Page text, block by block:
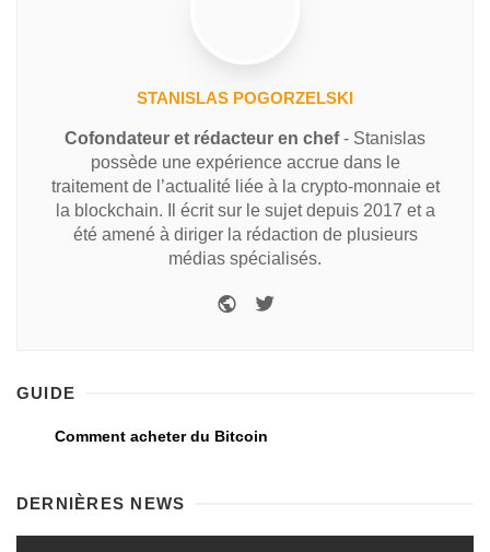
STANISLAS POGORZELSKI
Cofondateur et rédacteur en chef- Stanislas
possède une expérience accrue dans le
traitement de l’actualité liée à la crypto-monnaie et
la blockchain. Il écrit sur le sujet depuis 2017 et a
été amené à diriger la rédaction de plusieurs
médias spécialisés.
GUIDE
Comment acheter du Bitcoin
DERNIÈRES NEWS